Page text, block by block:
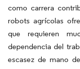
como carrera
robots agrícolas
que requieren
dependencia del
escasez de mano